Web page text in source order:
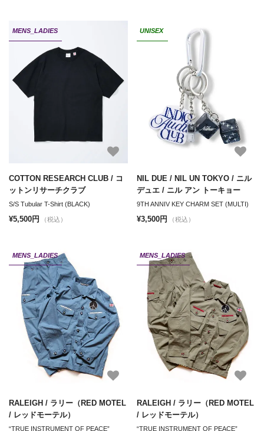
MENS_LADIES
COTTON RESEARCH CLUB / コ
ットンリサーチクラブ
S/S Tubular T-Shirt (BLACK)
¥5,500円 （税込）
UNISEX
NIL DUE / NIL UN TOKYO / ニル
デュエ / ニル アン トーキョー
9TH ANNIV KEY CHARM SET (MULTI)
¥3,500円 （税込）
MENS_LADIES
RALEIGH / ラリー（RED MOTEL
/ レッドモーテル）
“TRUE INSTRUMENT OF PEACE”
MENS_LADIES
RALEIGH / ラリー（RED MOTEL
/ レッドモーテル）
“TRUE INSTRUMENT OF PEACE”